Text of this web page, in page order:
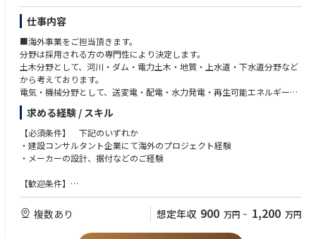
仕事内容
■海外事業をご担当頂きます。
分野は採用される方の専門性により決定します。
土木分野として、河川・ダム・電力土木・地質・上水道・下水道分野など
から考えております。
電気・機械分野として、送変電・配電・水力発電・再生可能エネルギー・
上下水道プラントなどを考えております。
※海外へは出張ベースであり、駐在に関しては現在考えておりません。
求める経験 / スキル
【必須条件】 下記のいずれか
・建設コンサルタント企業にて海外のプロジェクト経験
・メーカーの設計、据付などのご経験
【歓迎条件】
・各分野における技術士等の有資格者
・JICA事業・借款事業関連の技術業務経験者
・ビジネス対応可能な英語力
複数あり 想定年収 900 万円 ~ 1,200 万円